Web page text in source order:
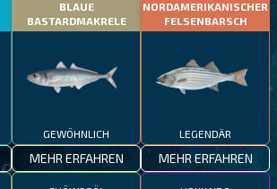
BLAUE
BASTARDMAKRELE
GEWÖHNLICH
MEHR ERFAHREN
NORDAMERIKANISCHER
FELSENBARSCH
LEGENDÄR
MEHR ERFAHREN